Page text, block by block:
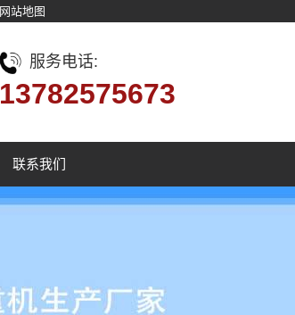
网站地图
服务电话:
13782575673
联系我们